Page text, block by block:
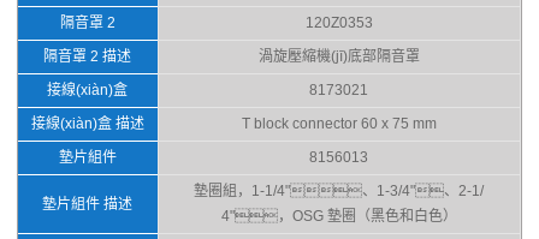
隔音罩 2
120Z0353
隔音罩 2 描述
渦旋壓縮機(jī)底部隔音罩
接線(xiàn)盒
8173021
接線(xiàn)盒 描述
T block connector 60 x 75 mm
墊片組件
8156013
墊片組件 描述
墊圈組，1-1/4"、1-3/4"、2-1/
4"，OSG 墊圈（黑色和白色）